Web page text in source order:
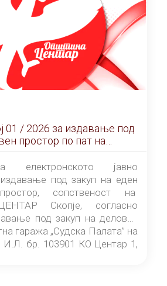
01 / 2026 за издавање под
простор по пат на
ЈАВНО НАДДАВАЊЕ
електронското јавно
под закуп на еден
сопственост на
Скопје, согласно
под закуп на деловен
гаража „Судска Палата” на
бр. 103901 КО Центар 1,